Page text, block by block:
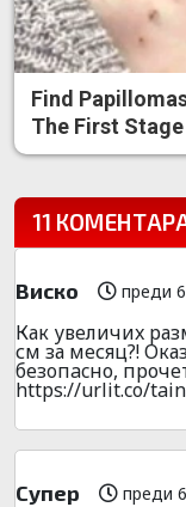
Find
The First
11
Виско преди
Как увeличиx
см за месяц?!
безoпacно,
https://urlit.co/
Супер преди